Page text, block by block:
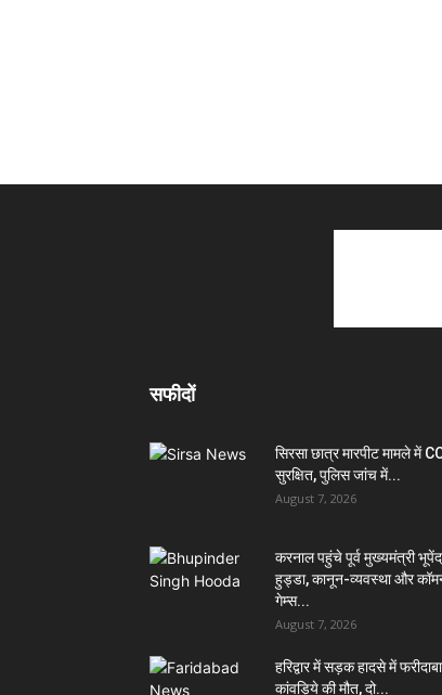
सफीदों
सिरसा छात्र मारपीट मामले में
सुरक्षित, पुलिस जांच में...
August 7, 2026
करनाल पहुंचे पूर्व मुख्यमंत्री
हुड्डा, कानून-व्यवस्था और
गेम्स...
August 7, 2026
हरिद्वार में सड़क हादसे में
कांवड़िये की मौत, दो...